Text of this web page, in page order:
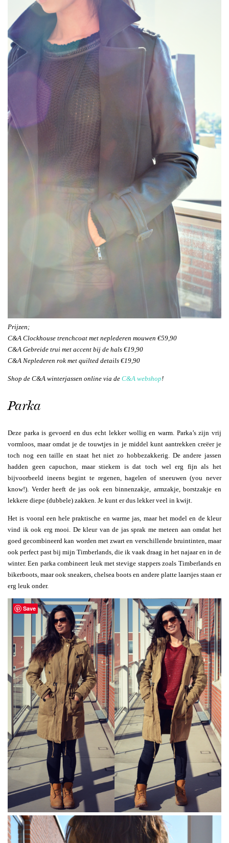
Prijzen;
C&A Clockhouse trenchcoat met neplederen mouwen €59,90
C&A Gebreide trui met accent bij de hals €19,90
C&A Neplederen rok met quilted details €19,90
Shop de C&A winterjassen online via de C&A webshop!
Parka
Deze parka is gevoerd en dus echt lekker wollig en warm. Parka’s zijn vrij
vormloos, maar omdat je de touwtjes in je middel kunt aantrekken creëer je
toch nog een taille en staat het niet zo hobbezakkerig. De andere jassen
hadden geen capuchon, maar stiekem is dat toch wel erg fijn als het
bijvoorbeeld ineens begint te regenen, hagelen of sneeuwen (you never
know!). Verder heeft de jas ook een binnenzakje, armzakje, borstzakje en
lekkere diepe (dubbele) zakken. Je kunt er dus lekker veel in kwijt.
Het is vooral een hele praktische en warme jas, maar het model en de kleur
vind ik ook erg mooi. De kleur van de jas sprak me meteen aan omdat het
goed gecombineerd kan worden met zwart en verschillende bruintinten, maar
ook perfect past bij mijn Timberlands, die ik vaak draag in het najaar en in de
winter. Een parka combineert leuk met stevige stappers zoals Timberlands en
bikerboots, maar ook sneakers, chelsea boots en andere platte laarsjes staan er
erg leuk onder.
Save